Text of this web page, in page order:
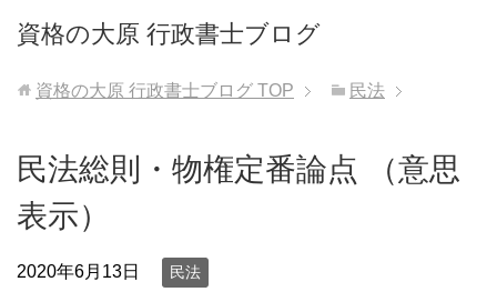
資格の大原 行政書士ブログ
資格の大原 行政書士ブログ TOP 民法
民法総則・物権定番論点 （意思
表示）
2020年6月13日 民法